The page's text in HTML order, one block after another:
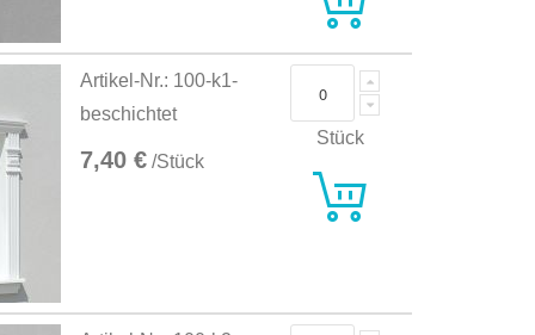
Artikel-Nr.: 100-k1-
beschichtet
7,40 € /Stück
Stück